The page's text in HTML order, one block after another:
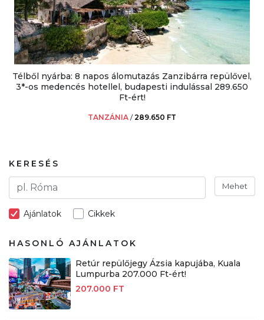
Télből nyárba: 8 napos álomutazás Zanzibárra repülővel,
3*-os medencés hotellel, budapesti indulással 289.650
Ft-ért!
TANZÁNIA /289.650 FT
KERESÉS
Mehet
Ajánlatok Cikkek
HASONLÓ AJÁNLATOK
Retúr repülőjegy Ázsia kapujába, Kuala
Lumpurba 207.000 Ft-ért!
207.000 FT